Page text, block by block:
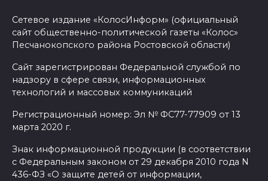
Сетевое издание «КолосИнформ» (официальный
сайт общественно-политической газеты «Колос»
Песчанокопского района Ростовской области)
Сайт зарегистрирован Федеральной службой по
надзору в сфере связи, информационных
технологий и массовых коммуникаций
Регистрационный номер: Эл № ФС77-77909 от 13
марта 2020 г.
Знак информационной продукции (в соответствии
с Федеральным законом от 29 декабря 2010 года N
436-ФЗ «О защите детей от информации,